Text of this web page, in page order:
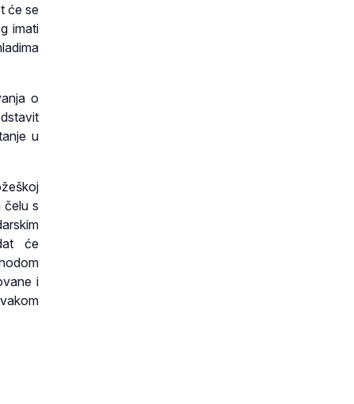
će se
imati
o
u
čelu s
će
i